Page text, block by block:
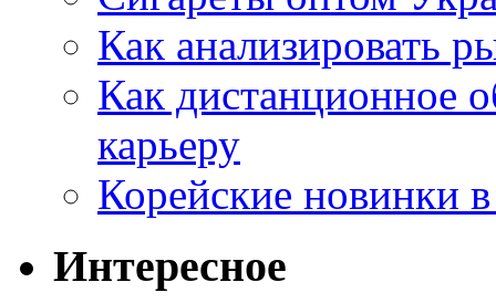
Как анализировать
Как дистанционное
карьеру
Корейские новинки
Интересное